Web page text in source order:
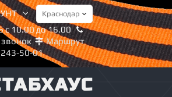
с 10.00 до 16.00
Маршрут
50-01